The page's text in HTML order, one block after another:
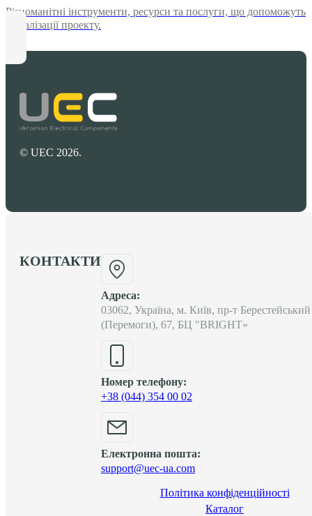
Різноманітні інструменти, ресурси та послуги, що допоможуть
у реалізації проекту.
© UEC 2026.
КОНТАКТИ
Адреса:
03062, Україна, м. Київ, пр-т Берестейський
(Перемоги), 67, БЦ "BRIGHT»
Номер телефону:
+38 (044) 354 00 02
Електронна пошта:
support@uec-ua.com
Політика конфіденційності
Каталог